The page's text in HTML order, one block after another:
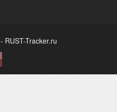
- RUST-Tracker.ru